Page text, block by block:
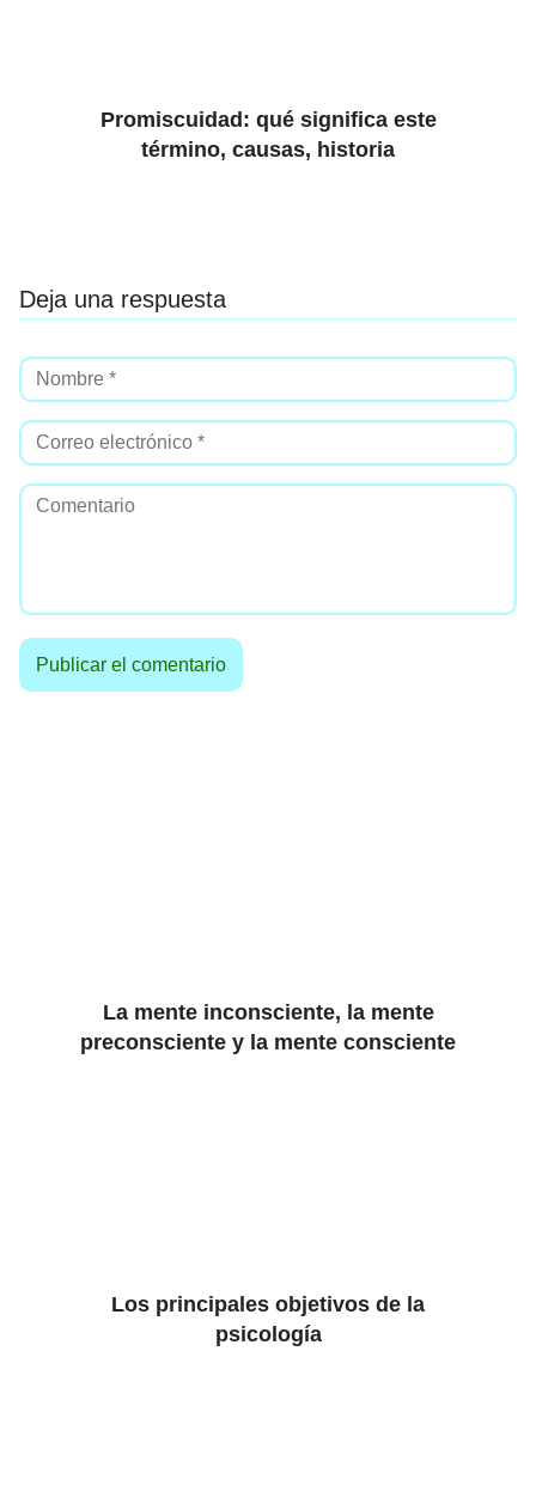
Promiscuidad: qué significa este
término, causas, historia
Deja una respuesta
La mente inconsciente, la mente
preconsciente y la mente consciente
Los principales objetivos de la
psicología